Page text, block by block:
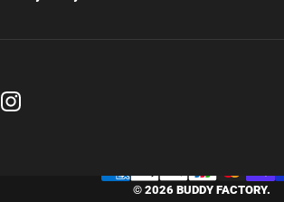
© 2026 BUDDY FACTORY.